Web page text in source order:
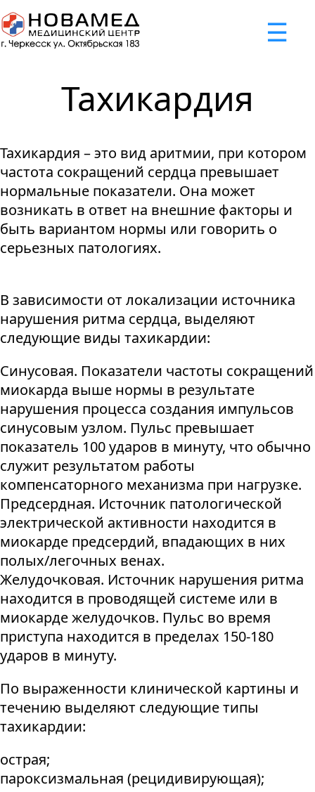
☰
x
Задать вопрос
Я принимаю"Cоглашение
об обработке персональных
данных."
Отправить вопрос
Успешно
Мы свяжемся с вами в ближайшее время
Неудача
Некорректно введен номер телефона
Неудача
Отклонена капча
Неудача
Не введено имя или вопрос
Неудача
Не принято соглашение
Тахикардия
Тахикардия – это вид аритмии, при котором
частота сокращений сердца превышает
нормальные показатели. Она может
возникать в ответ на внешние факторы и
быть вариантом нормы или говорить о
серьезных патологиях.
В зависимости от локализации источника
нарушения ритма сердца, выделяют
следующие виды тахикардии:
Синусовая. Показатели частоты сокращений
миокарда выше нормы в результате
нарушения процесса создания импульсов
синусовым узлом. Пульс превышает
показатель 100 ударов в минуту, что обычно
служит результатом работы
компенсаторного механизма при нагрузке.
Предсердная. Источник патологической
электрической активности находится в
миокарде предсердий, впадающих в них
полых/легочных венах.
Желудочковая. Источник нарушения ритма
находится в проводящей системе или в
миокарде желудочков. Пульс во время
приступа находится в пределах 150-180
ударов в минуту.
По выраженности клинической картины и
течению выделяют следующие типы
тахикардии:
острая;
пароксизмальная (рецидивирующая);